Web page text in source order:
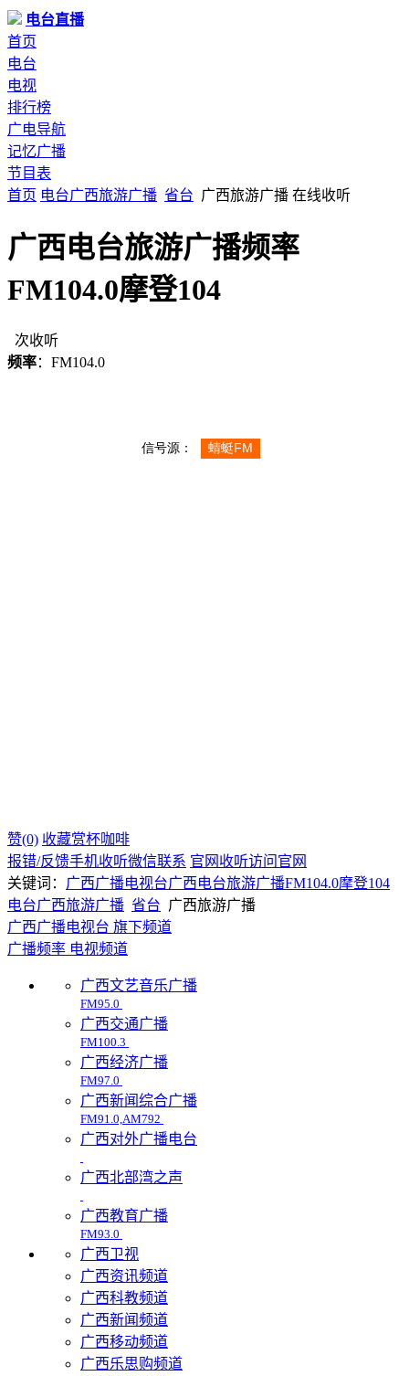
电台直播
首页
电台
电视
排行榜
广电导航
记忆广播
节目表
首页 电台广西旅游广播 省台 广西旅游广播 在线收听
广西电台旅游广播频率
FM104.0摩登104
次收听
频率：FM104.0
赞(0) 收藏赏杯咖啡
报错/反馈手机收听微信联系 官网收听访问官网
关键词： 广西广播电视台广西电台旅游广播FM104.0摩登104
电台广西旅游广播 省台 广西旅游广播
广西广播电视台 旗下频道
广播频率 电视频道
广西文艺音乐广播
FM95.0
广西交通广播
FM100.3
广西经济广播
FM97.0
广西新闻综合广播
FM91.0,AM792
广西对外广播电台
广西北部湾之声
广西教育广播
FM93.0
广西卫视
广西资讯频道
广西科教频道
广西新闻频道
广西移动频道
广西乐思购频道